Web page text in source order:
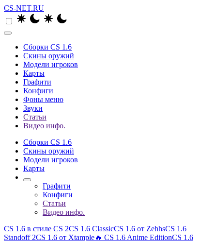
CS-NET.RU
Сборки CS 1.6
Скины оружий
Модели игроков
Карты
Графити
Конфиги
Фоны меню
Звуки
Статьи
Видео инфо.
Сборки CS 1.6
Скины оружий
Модели игроков
Карты
Графити
Конфиги
Статьи
Видео инфо.
CS 1.6 в стиле CS 2CS 1.6 ClassicCS 1.6 от ZehhsCS 1.6
Standoff 2CS 1.6 от Xtample🔥 CS 1.6 Anime EditionCS 1.6